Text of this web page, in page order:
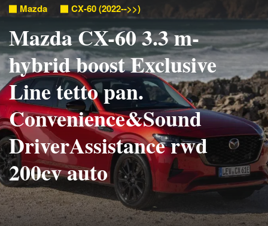
Mazda CX-60 (2022-->>)
Mazda CX-60 3.3 m-
hybrid boost Exclusive
Line tetto pan.
Convenience&Sound
DriverAssistance rwd
200cv auto